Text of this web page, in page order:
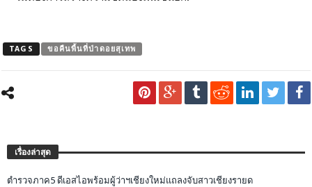
TAGS ขอคืนพื้นที่ป่าดอยสุเทพ
เรื่องล่าสุด
ตำรวจภาค5 ดีเอสไอพร้อมผู้ว่าฯเชียงใหม่แถลงจับสาวเชียงรายด